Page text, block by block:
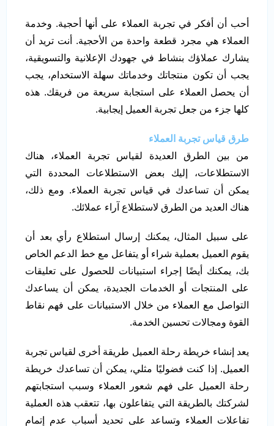
أحب أن أفكر في تجربة العملاء على أنها أحجية. وخدمة
العملاء هي مجرد قطعة واحدة من الأحجية. أنت تريد أن
يشارك عملاؤك بنشاط في جهودك الإعلانية والتسويقية،
يجب أن تكون منتجاتك وخدماتك سهلة الاستخدام، يجب
أن يحصل العملاء على استجابة سريعة من فريقك. هذه
كلها جزء من جعل تجربة العميل إيجابية.
طرق قياس تجربة العملاء
من بين الطرق العديدة لقياس تجربة العملاء، هناك
الاستطلاعات، إليك بعض الاستطلاعات المحددة التي
يمكن أن تساعدك في قياس تجربة العملاء. ومع ذلك،
هناك العديد من الطرق لاستطلاع آراء عملائك.
على سبيل المثال، يمكنك إرسال استطلاع رأي بعد أن
يقوم العميل بعملية شراء أو يتفاعل مع خط الدعم الخاص
بك، يمكنك أيضًا إجراء استبيانات للحصول على تعليقات
على المنتجات أو الخدمات الجديدة، يمكن أن يساعدك
التواصل مع العملاء من خلال الاستبيانات على فهم نقاط
القوة ومجالات تحسين الخدمة.
يعد إنشاء خريطة رحلة العميل طريقة أخرى لقياس تجربة
العميل. إذا كنت فضوليًا مثلي، يمكن أن تساعدك خريطة
رحلة العميل على فهم شعور العملاء وسبب استجابتهم
لشركتك بالطريقة التي يتفاعلون بها، تتعقب هذه العملية
تفاعلات العملاء وتساعد على تحديد أسباب عدم إتمام